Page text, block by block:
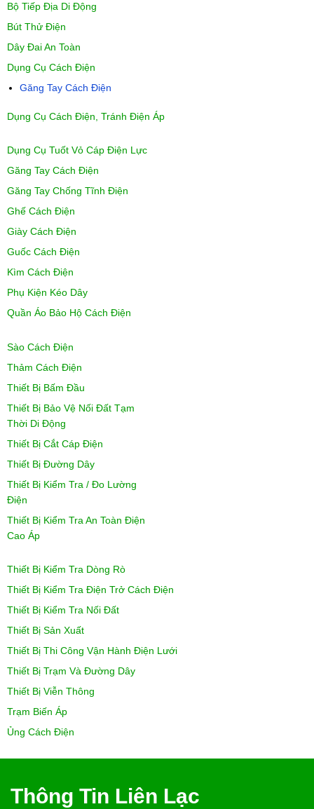
Bộ Tiếp Địa Di Động
Bút Thử Điện
Dây Đai An Toàn
Dụng Cụ Cách Điện
Găng Tay Cách Điện
Dụng Cụ Cách Điện, Tránh Điện Áp
Dụng Cụ Tuốt Vỏ Cáp Điện Lực
Găng Tay Cách Điện
Găng Tay Chống Tĩnh Điện
Ghế Cách Điện
Giày Cách Điện
Guốc Cách Điện
Kìm Cách Điện
Phụ Kiện Kéo Dây
Quần Áo Bảo Hộ Cách Điện
Sào Cách Điện
Thảm Cách Điện
Thiết Bị Bấm Đầu
Thiết Bị Bảo Vệ Nối Đất Tạm
Thời Di Động
Thiết Bị Cắt Cáp Điện
Thiết Bị Đường Dây
Thiết Bị Kiểm Tra / Đo Lường
Điện
Thiết Bị Kiểm Tra An Toàn Điện
Cao Áp
Thiết Bị Kiểm Tra Dòng Rò
Thiết Bị Kiểm Tra Điện Trở Cách Điện
Thiết Bị Kiểm Tra Nối Đất
Thiết Bị Sản Xuất
Thiết Bị Thi Công Vận Hành Điện Lưới
Thiết Bị Trạm Và Đường Dây
Thiết Bị Viễn Thông
Trạm Biến Áp
Ủng Cách Điện
Thông Tin Liên Lạc